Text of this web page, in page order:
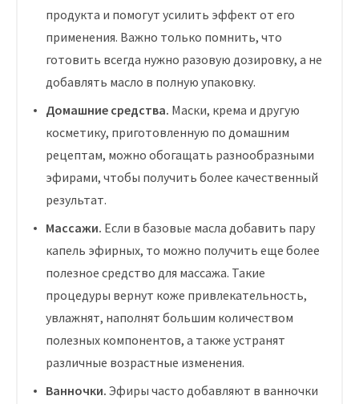
продукта и помогут усилить эффект от его
применения. Важно только помнить, что
готовить всегда нужно разовую дозировку, а не
добавлять масло в полную упаковку.
Домашние средства. Маски, крема и другую
косметику, приготовленную по домашним
рецептам, можно обогащать разнообразными
эфирами, чтобы получить более качественный
результат.
Массажи. Если в базовые масла добавить пару
капель эфирных, то можно получить еще более
полезное средство для массажа. Такие
процедуры вернут коже привлекательность,
увлажнят, наполнят большим количеством
полезных компонентов, а также устранят
различные возрастные изменения.
Ванночки. Эфиры часто добавляют в ванночки